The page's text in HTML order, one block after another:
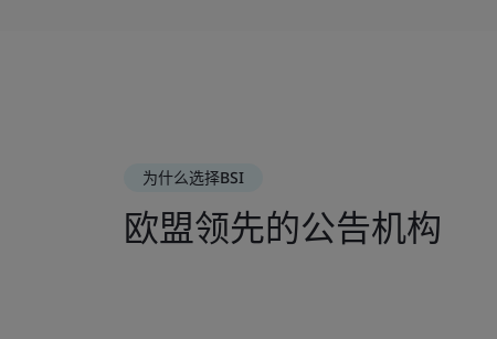
为什么选择BSI
欧盟领先的公告机构